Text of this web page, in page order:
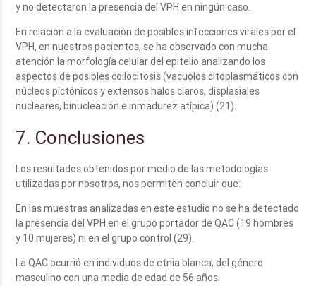
y no detectaron la presencia del VPH en ningún caso.
En relación a la evaluación de posibles infecciones virales por el
VPH, en nuestros pacientes, se ha observado con mucha
atención la morfología celular del epitelio analizando los
aspectos de posibles coilocitosis (vacuolos citoplasmáticos con
núcleos pictónicos y extensos halos claros, displasiales
nucleares, binucleación e inmadurez atípica) (21).
7. Conclusiones
Los resultados obtenidos por medio de las metodologías
utilizadas por nosotros, nos permiten concluir que:
En las muestras analizadas en este estudio no se ha detectado
la presencia del VPH en el grupo portador de QAC (19 hombres
y 10 mujeres) ni en el grupo control (29).
La QAC ocurrió en individuos de etnia blanca, del género
masculino con una media de edad de 56 años.